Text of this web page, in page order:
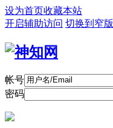
设为首页收藏本站
开启辅助访问 切换到窄版
帐号
密码